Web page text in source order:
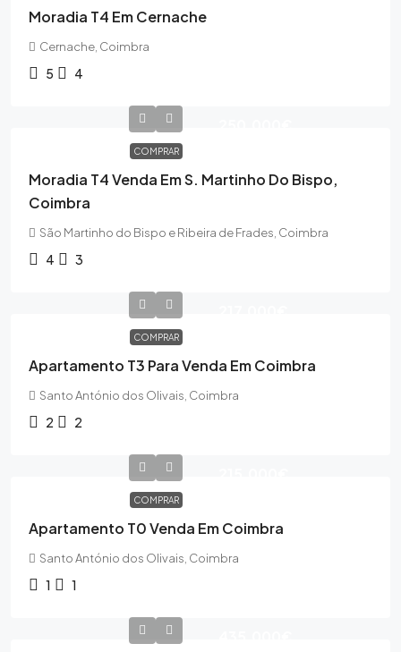
Moradia T4 Em Cernache
Cernache, Coimbra
5 4
COMPRAR
Moradia T4 Venda Em S. Martinho Do Bispo,
Coimbra
São Martinho do Bispo e Ribeira de Frades, Coimbra
4 3
COMPRAR
Apartamento T3 Para Venda Em Coimbra
Santo António dos Olivais, Coimbra
2 2
COMPRAR
Apartamento T0 Venda Em Coimbra
Santo António dos Olivais, Coimbra
1 1